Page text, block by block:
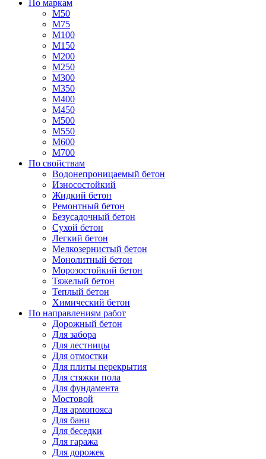
По маркам
М50
М75
М100
М150
М200
М250
М300
М350
М400
М450
М500
М550
М600
М700
По свойствам
Водонепроницаемый бетон
Износостойкий
Жидкий бетон
Ремонтный бетон
Безусадочный бетон
Сухой бетон
Легкий бетон
Мелкозернистый бетон
Монолитный бетон
Морозостойкий бетон
Тяжелый бетон
Теплый бетон
Химический бетон
По направлениям работ
Дорожный бетон
Для забора
Для лестницы
Для отмостки
Для плиты перекрытия
Для стяжки пола
Для фундамента
Мостовой
Для армопояса
Для бани
Для беседки
Для гаража
Для дорожек